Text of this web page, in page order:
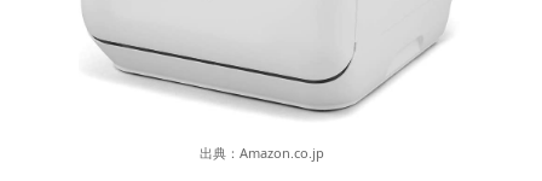
出典： Amazon.co.jp